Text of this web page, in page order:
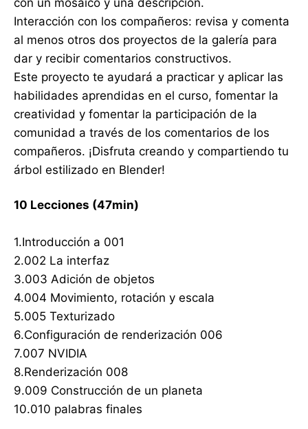
Interacción con los compañeros: revisa y comenta
al menos otros dos proyectos de la galería para
dar y recibir comentarios constructivos.
Este proyecto te ayudará a practicar y aplicar las
habilidades aprendidas en el curso, fomentar la
creatividad y fomentar la participación de la
comunidad a través de los comentarios de los
compañeros. ¡Disfruta creando y compartiendo tu
árbol estilizado en Blender!
10 Lecciones (47min)
1.Introducción a 001
2.002 La interfaz
3.003 Adición de objetos
4.004 Movimiento, rotación y escala
5.005 Texturizado
6.Configuración de renderización 006
7.007 NVIDIA
8.Renderización 008
9.009 Construcción de un planeta
10.010 palabras finales